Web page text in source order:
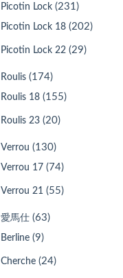
Picotin Lock (231)
Picotin Lock 18 (202)
Picotin Lock 22 (29)
Roulis (174)
Roulis 18 (155)
Roulis 23 (20)
Verrou (130)
Verrou 17 (74)
Verrou 21 (55)
愛馬仕 (63)
Berline (9)
Cherche (24)